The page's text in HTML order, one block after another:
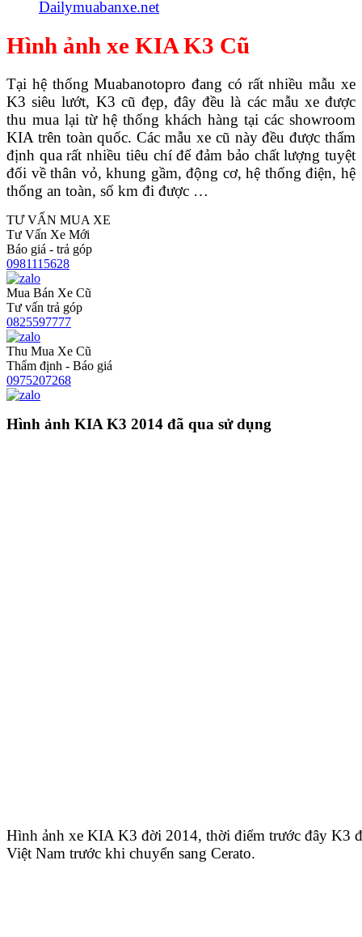
Dailymuabanxe.net
Hình ảnh xe KIA K3 Cũ
Tại hệ thống Muabanotopro đang có rất nhiều mẫu xe
K3 siêu lướt, K3 cũ đẹp, đây đều là các mẫu xe được
thu mua lại từ hệ thống khách hàng tại các showroom
KIA trên toàn quốc. Các mẫu xe cũ này đều được thẩm
định qua rất nhiều tiêu chí để đảm bảo chất lượng tuyệt
đối về thân vỏ, khung gầm, động cơ, hệ thống điện, hệ
thống an toàn, số km đi được …
TƯ VẤN MUA XE
Tư Vấn Xe Mới
Báo giá - trả góp
0981115628
Mua Bán Xe Cũ
Tư vấn trả góp
0825597777
Thu Mua Xe Cũ
Thẩm định - Báo giá
0975207268
Hình ảnh KIA K3 2014 đã qua sử dụng
Hình ảnh xe KIA K3 đời 2014, thời điểm trước đây K3
Việt Nam trước khi chuyển sang Cerato.